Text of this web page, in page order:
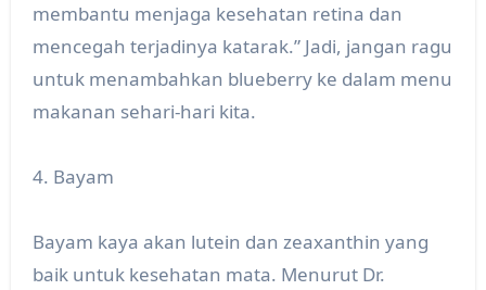
membantu menjaga kesehatan retina dan
mencegah terjadinya katarak.” Jadi, jangan ragu
untuk menambahkan blueberry ke dalam menu
makanan sehari-hari kita.
4. Bayam
Bayam kaya akan lutein dan zeaxanthin yang
baik untuk kesehatan mata. Menurut Dr.